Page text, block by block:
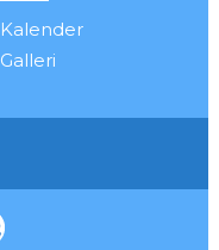
Kalender
Galleri